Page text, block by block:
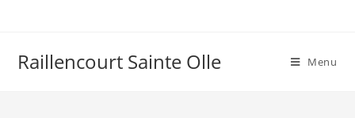
Raillencourt Sainte Olle Menu